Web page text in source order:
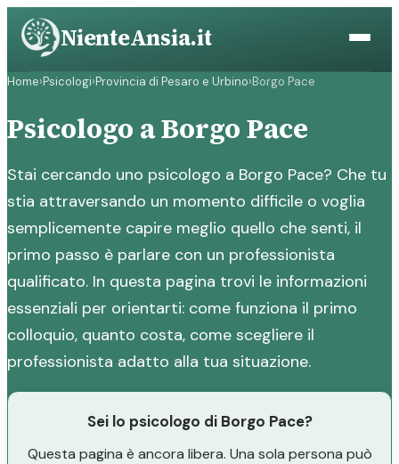
Vai
contenuto
NienteAnsia.it
Home›Psicologi›Provincia di Pesaro e Urbino›Borgo Pace
Psicologo a Borgo Pace
Stai cercando uno psicologo a Borgo Pace? Che tu
stia attraversando un momento difficile o voglia
semplicemente capire meglio quello che senti, il
primo passo è parlare con un professionista
qualificato. In questa pagina trovi le informazioni
essenziali per orientarti: come funziona il primo
colloquio, quanto costa, come scegliere il
professionista adatto alla tua situazione.
Sei lo psicologo di Borgo Pace?
Questa pagina è ancora libera. Una sola persona può